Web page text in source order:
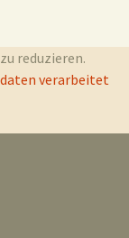
reduzieren.
verarbeitet